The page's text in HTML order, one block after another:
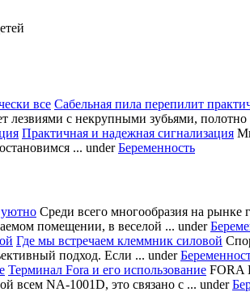
Сабельная пила перепилит
лезвиями с некрупными зубьями, полотно
Практичная и надежная сигнализация
... underБеременность
Среди всего многообразия на
помещении, в веселой ... under
Где мы встречаем клеммник силовой
подход. Если ... under
Терминал Fora и его использование FORA
всем NA-1001D, это связано с ... under